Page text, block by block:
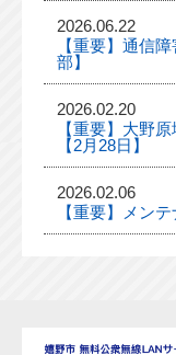
2026.06.22
【重要】通信
部】
2026.02.20
【重要】大野
【2月28日】
2026.02.06
【重要】メン